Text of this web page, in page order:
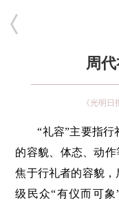
周
《光明日
“礼容”主要指行
的容貌、体态、动作
焦于行礼者的容貌，
级民众“有仪而可